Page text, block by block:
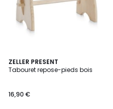
ZELLER PRESENT
Tabouret repose-pieds bois
16,90 €
5
/